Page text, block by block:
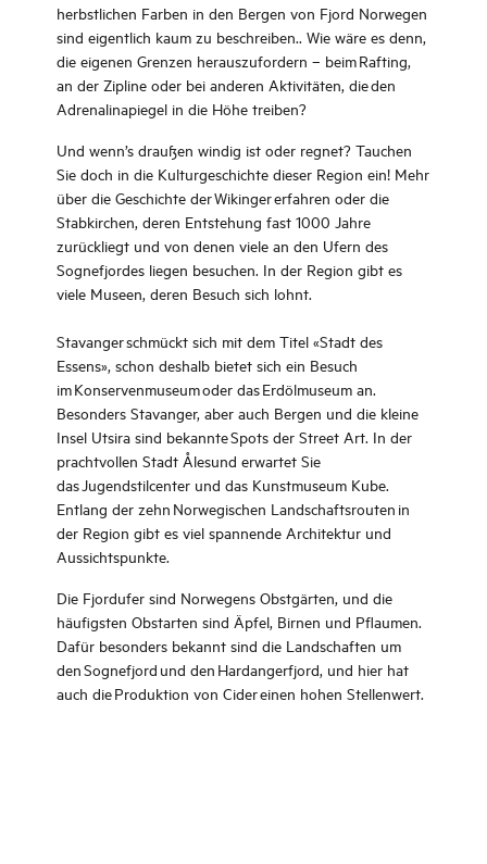
herbstlichen Farben in den Bergen von Fjord Norwegen
sind eigentlich kaum zu beschreiben.. Wie wäre es denn,
die eigenen Grenzen herauszufordern – beim Rafting,
an der Zipline oder bei anderen Aktivitäten, die den
Adrenalinapiegel in die Höhe treiben?
Und wenn’s draußen windig ist oder regnet? Tauchen
Sie doch in die Kulturgeschichte dieser Region ein! Mehr
über die Geschichte der Wikinger erfahren oder die
Stabkirchen, deren Entstehung fast 1000 Jahre
zurückliegt und von denen viele an den Ufern des
Sognefjordes liegen besuchen. In der Region gibt es
viele Museen, deren Besuch sich lohnt.
Stavanger schmückt sich mit dem Titel «Stadt des
Essens», schon deshalb bietet sich ein Besuch
im Konservenmuseum oder das Erdölmuseum an.
Besonders Stavanger, aber auch Bergen und die kleine
Insel Utsira sind bekannte Spots der Street Art. In der
prachtvollen Stadt Ålesund erwartet Sie
das Jugendstilcenter und das Kunstmuseum Kube.
Entlang der zehn Norwegischen Landschaftsrouten in
der Region gibt es viel spannende Architektur und
Aussichtspunkte.
Die Fjordufer sind Norwegens Obstgärten, und die
häufigsten Obstarten sind Äpfel, Birnen und Pflaumen.
Dafür besonders bekannt sind die Landschaften um
den Sognefjord und den Hardangerfjord, und hier hat
auch die Produktion von Cider einen hohen Stellenwert.